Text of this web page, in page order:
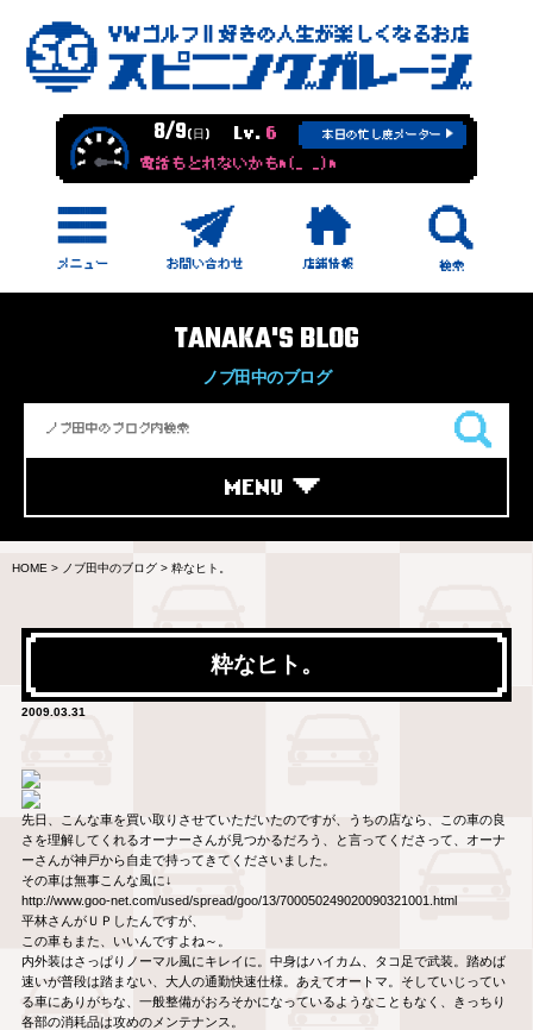
8/9(日) Lv. 6 本日の忙し度メーター
電話もとれないかもm(_ _)m
TANAKA'S BLOG
ノブ田中のブログ
MENU
HOME > ノブ田中のブログ > 粋なヒト。
粋なヒト。
2009.03.31
先日、こんな車を買い取りさせていただいたのですが、うちの店なら、この車の良
さを理解してくれるオーナーさんが見つかるだろう、と言ってくださって、オーナ
ーさんが神戸から自走で持ってきてくださいました。
その車は無事こんな風に↓
http://www.goo-net.com/used/spread/goo/13/700050249020090321001.html
平林さんがＵＰしたんですが、
この車もまた、いいんですよね～。
内外装はさっぱりノーマル風にキレイに。中身はハイカム、タコ足で武装。踏めば
速いが普段は踏まない、大人の通勤快速仕様。あえてオートマ。そしていじってい
る車にありがちな、一般整備がおろそかになっているようなこともなく、きっちり
各部の消耗品は攻めのメンテナンス。